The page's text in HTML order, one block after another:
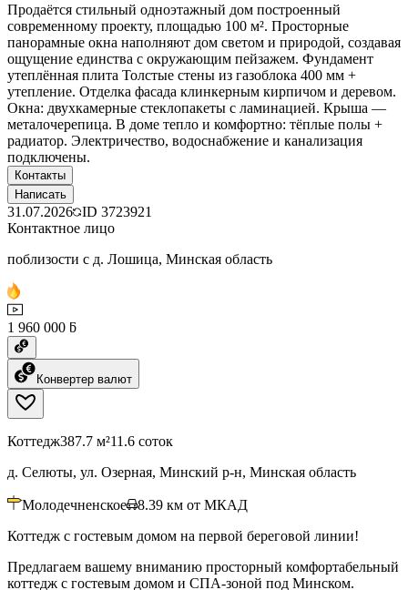
Продаётся стильный одноэтажный дом построенный
современному проекту, площадью 100 м². Просторные
панорамные окна наполняют дом светом и природой, создавая
ощущение единства с окружающим пейзажем. Фундамент
утеплённая плита Толстые стены из газоблока 400 мм +
утепление. Отделка фасада клинкерным кирпичом и деревом.
Окна: двухкамерные стеклопакеты с ламинацией. Крыша —
металочерепица. В доме тепло и комфортно: тёплые полы +
радиатор. Электричество, водоснабжение и канализация
подключены.
Контакты
Написать
31.07.2026 ID 3723921
Контактное лицо
поблизости с д. Лошица, Минская область
1 960 000 ƃ
Конвертер валют
Коттедж387.7 м²11.6 соток
д. Селюты, ул. Озерная, Минский р-н, Минская область
Молодечненское 8.39 км от МКАД
Коттедж с гостевым домом на первой береговой линии!
Предлагаем вашему вниманию просторный комфортабельный
коттедж с гостевым домом и СПА-зоной под Минском.